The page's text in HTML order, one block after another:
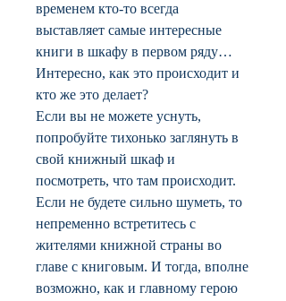
временем кто-то всегда
выставляет самые интересные
книги в шкафу в первом ряду…
Интересно, как это происходит и
кто же это делает?
Если вы не можете уснуть,
попробуйте тихонько заглянуть в
свой книжный шкаф и
посмотреть, что там происходит.
Если не будете сильно шуметь, то
непременно встретитесь с
жителями книжной страны во
главе с книговым. И тогда, вполне
возможно, как и главному герою